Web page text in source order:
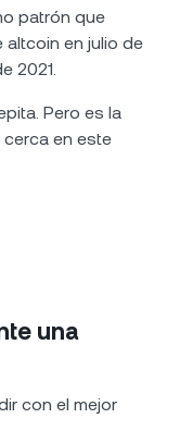
patrón que
en julio de
2021.
Pero es la
en este
una
con el mejor